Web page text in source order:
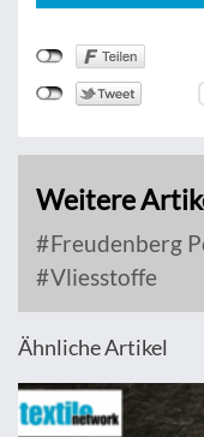
Weitere
Freudenberg
Vliesstoffe
Ähnliche Artikel